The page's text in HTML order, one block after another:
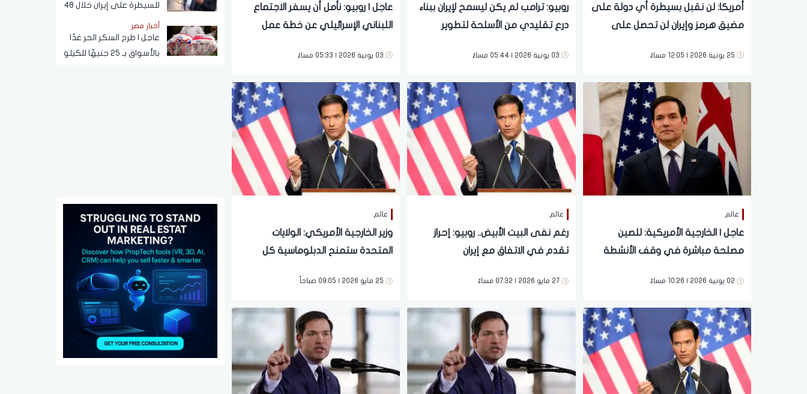
أمريكا: لن نقبل بسيطرة أي دولة على
مضيق هرمز وإيران لن تحصل على
25 يونية 2026 | 12:05 مساءً
روبيو: ترامب لم يكن ليسمح لإيران ببناء
درع تقليدي من الأسلحة لتطوير
03 يونية 2026 | 05:44 مساءً
عاجل | روبيو: نأمل أن يسفر الاجتماع
اللبناني الإسرائيلي عن خطة عمل
03 يونية 2026 | 05:33 مساءً
عالم
عاجل | الخارجية الأمريكية: للصين
مصلحة مباشرة في وقف الأنشطة
02 يونية 2026 | 10:26 مساءً
عالم
رغم نفى البيت الأبيض.. روبيو: إحراز
تقدم في الاتفاق مع إيران
27 مايو 2026 | 07:32 مساءً
عالم
وزير الخارجية الأمريكي: الولايات
المتحدة ستمنح الدبلوماسية كل
25 مايو 2026 | 09:05 صباحاً
للسيطرة على إيران خلال 48
ساعة كما حدث في سوريا
أخبار مصر
عاجل | طرح السكر الحر غدًا
بالأسواق بـ 25 جنيهًا للكيلو